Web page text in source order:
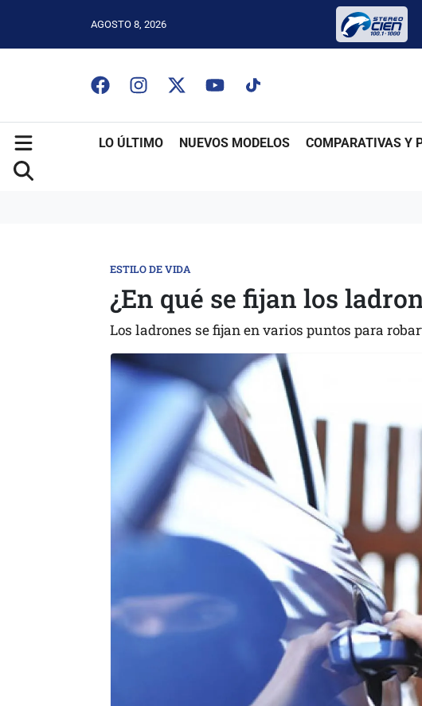
AGOSTO 8, 2026
LO ÚLTIMO NUEVOS MODELOS COMPARATIVAS Y
ESTILO DE VIDA
¿En qué se fijan los
Los ladrones se fijan en varios puntos para